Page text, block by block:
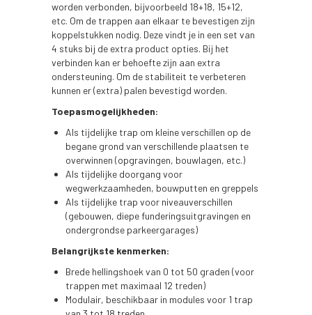
worden verbonden, bijvoorbeeld 18+18, 15+12,
etc. Om de trappen aan elkaar te bevestigen zijn
koppelstukken nodig. Deze vindt je in een set van
4 stuks bij de extra product opties. Bij het
verbinden kan er behoefte zijn aan extra
ondersteuning. Om de stabiliteit te verbeteren
kunnen er (extra) palen bevestigd worden.
Toepasmogelijkheden:
Als tijdelijke trap om kleine verschillen op de
begane grond van verschillende plaatsen te
overwinnen (opgravingen, bouwlagen, etc.)
Als tijdelijke doorgang voor
wegwerkzaamheden, bouwputten en greppels
Als tijdelijke trap voor niveauverschillen
(gebouwen, diepe funderingsuitgravingen en
ondergrondse parkeergarages)
Belangrijkste kenmerken:
Brede hellingshoek van 0 tot 50 graden (voor
trappen met maximaal 12 treden)
Modulair, beschikbaar in modules voor 1 trap